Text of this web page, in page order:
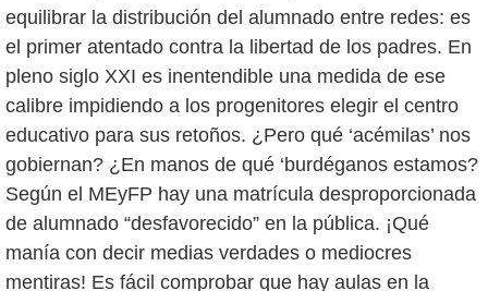
equilibrar la distribución del alumnado entre redes: es
el primer atentado contra la libertad de los padres. En
pleno siglo XXI es inentendible una medida de ese
calibre impidiendo a los progenitores elegir el centro
educativo para sus retoños. ¿Pero qué ‘acémilas’ nos
gobiernan? ¿En manos de qué ‘burdéganos estamos?
Según el MEyFP hay una matrícula desproporcionada
de alumnado “desfavorecido” en la pública. ¡Qué
manía con decir medias verdades o mediocres
mentiras! Es fácil comprobar que hay aulas en la